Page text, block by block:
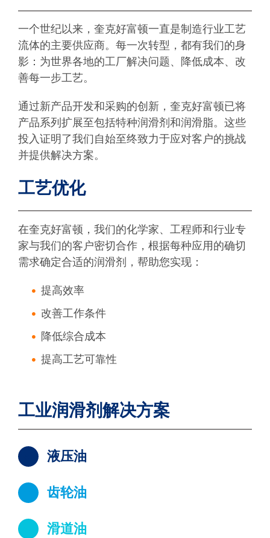
一个世纪以来，奎克好富顿一直是制造行业工艺
流体的主要供应商。每一次转型，都有我们的身
影：为世界各地的工厂解决问题、降低成本、改
善每一步工艺。
通过新产品开发和采购的创新，奎克好富顿已将
产品系列扩展至包括特种润滑剂和润滑脂。这些
投入证明了我们自始至终致力于应对客户的挑战
并提供解决方案。
工艺优化
在奎克好富顿，我们的化学家、工程师和行业专
家与我们的客户密切合作，根据每种应用的确切
需求确定合适的润滑剂，帮助您实现：
提高效率
改善工作条件
降低综合成本
提高工艺可靠性
工业润滑剂解决方案
液压油
齿轮油
滑道油